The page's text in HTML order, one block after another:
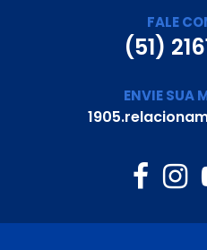
FALE
(51)
ENVIE SUA